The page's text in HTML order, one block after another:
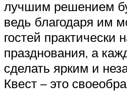
лучшим решением
ведь благодаря им
гостей практически
празднования, а
сделать ярким и
Квест – это